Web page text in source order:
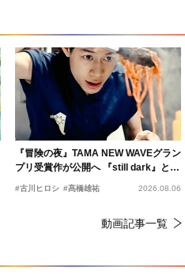
『冒険の夜』TAMA NEW WAVEグラン
プリ受賞作が公開へ 『still dark』と同
時上映決定
#古川ヒロシ #髙橋雄祐 2026.08.06
動画記事一覧